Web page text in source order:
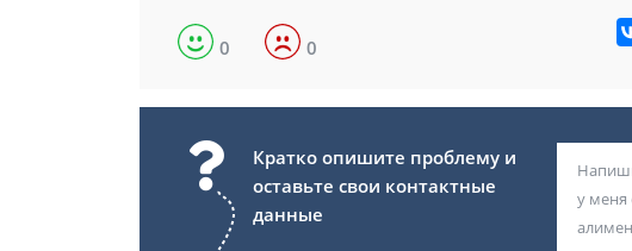
0 0
Кратко опишите проблему и
оставьте свои контактные
данные